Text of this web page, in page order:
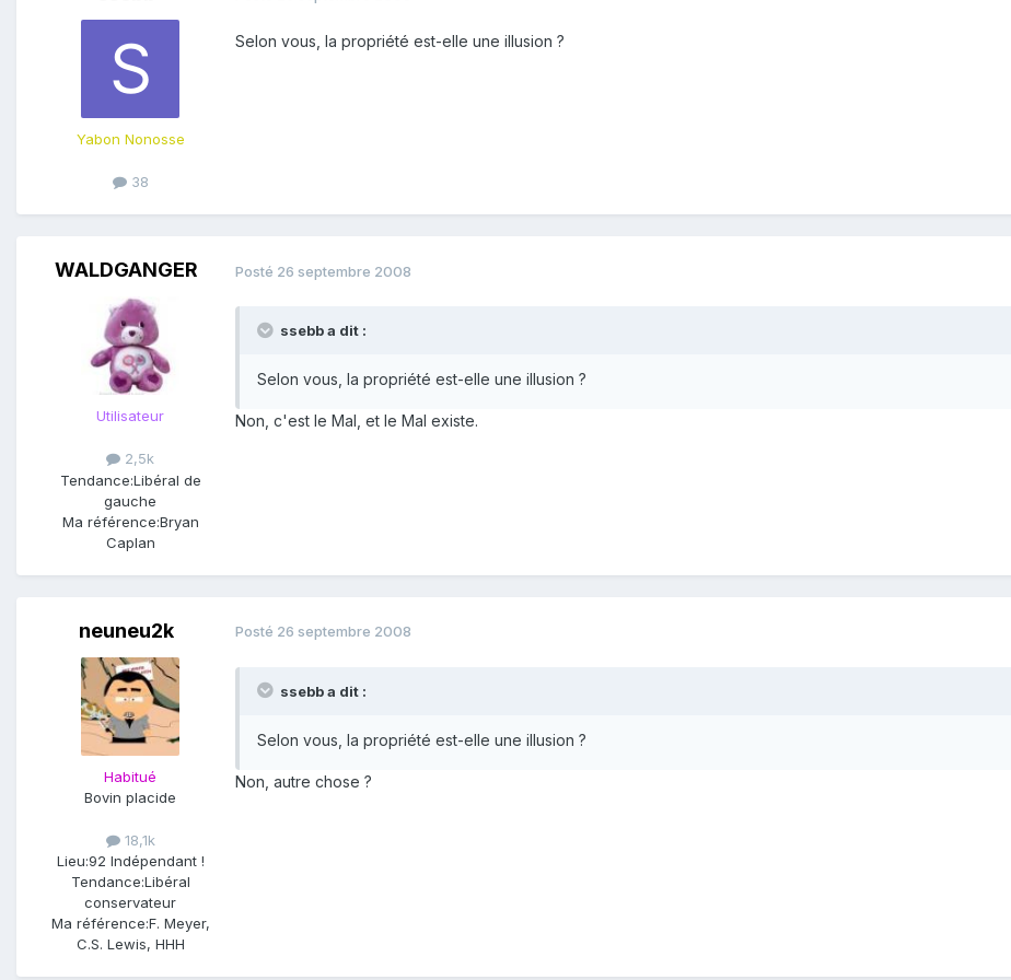
Yabon Nonosse
38
Selon vous, la propriété est-elle une illusion ?
WALDGANGER
Utilisateur
2,5k
Tendance:Libéral de
gauche
Ma référence:Bryan
Caplan
Posté 26 septembre 2008
ssebb a dit :
Selon vous, la propriété est-elle une illusion ?
Non, c'est le Mal, et le Mal existe.
neuneu2k
Habitué
Bovin placide
18,1k
Lieu:92 Indépendant !
Tendance:Libéral
conservateur
Ma référence:F. Meyer,
C.S. Lewis, HHH
Posté 26 septembre 2008
ssebb a dit :
Selon vous, la propriété est-elle une illusion ?
Non, autre chose ?